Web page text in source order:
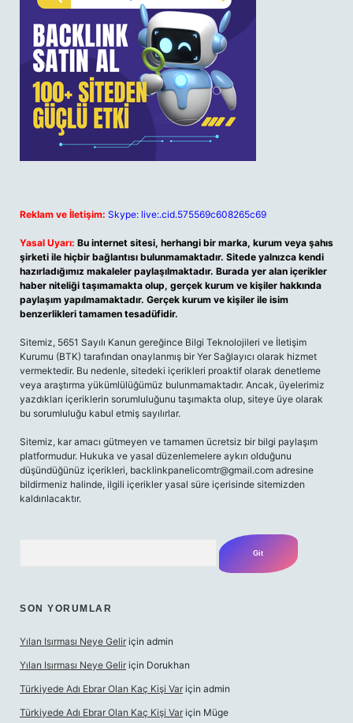
Reklam ve İletişim: Skype: live:.cid.575569c608265c69
Yasal Uyarı: Bu internet sitesi, herhangi bir marka, kurum veya şahıs
şirketi ile hiçbir bağlantısı bulunmamaktadır. Sitede yalnızca kendi
hazırladığımız makaleler paylaşılmaktadır. Burada yer alan içerikler
haber niteliği taşımamakta olup, gerçek kurum ve kişiler hakkında
paylaşım yapılmamaktadır. Gerçek kurum ve kişiler ile isim
benzerlikleri tamamen tesadüfidir.
Sitemiz, 5651 Sayılı Kanun gereğince Bilgi Teknolojileri ve İletişim
Kurumu (BTK) tarafından onaylanmış bir Yer Sağlayıcı olarak hizmet
vermektedir. Bu nedenle, sitedeki içerikleri proaktif olarak denetleme
veya araştırma yükümlülüğümüz bulunmamaktadır. Ancak, üyelerimiz
yazdıkları içeriklerin sorumluluğunu taşımakta olup, siteye üye olarak
bu sorumluluğu kabul etmiş sayılırlar.
Sitemiz, kar amacı gütmeyen ve tamamen ücretsiz bir bilgi paylaşım
platformudur. Hukuka ve yasal düzenlemelere aykırı olduğunu
düşündüğünüz içerikleri, backlinkpanelicomtr@gmail.com adresine
bildirmeniz halinde, ilgili içerikler yasal süre içerisinde sitemizden
kaldırılacaktır.
SON YORUMLAR
Yılan Isırması Neye Gelir için admin
Yılan Isırması Neye Gelir için Dorukhan
Türkiyede Adı Ebrar Olan Kaç Kişi Var için admin
Türkiyede Adı Ebrar Olan Kaç Kişi Var için Müge